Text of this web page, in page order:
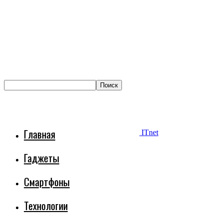
ITnet
Главная
Гаджеты
Смартфоны
Технологии